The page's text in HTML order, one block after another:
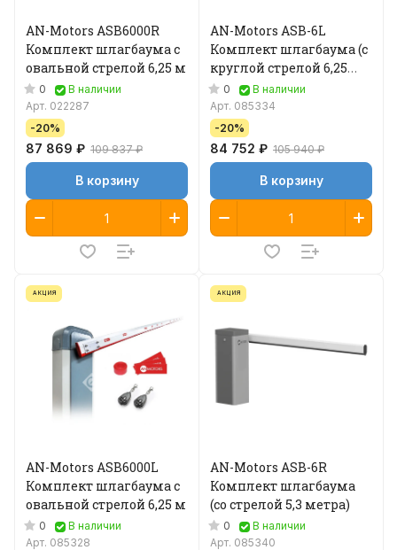
AN-Motors ASB6000R
Комплект шлагбаума с
овальной стрелой 6,25 м
0
В наличии
Арт. 022287
-20%
87 869 ₽ 109 837 ₽
В корзину
AN-Motors ASB-6L
Комплект шлагбаума (с
круглой стрелой 6,25
метра)
0
В наличии
Арт. 085334
-20%
84 752 ₽ 105 940 ₽
В корзину
АКЦИЯ
AN-Motors ASB6000L
Комплект шлагбаума с
овальной стрелой 6,25 м
0
В наличии
Арт. 085328
АКЦИЯ
AN-Motors ASB-6R
Комплект шлагбаума
(со стрелой 5,3 метра)
0
В наличии
Арт. 085340